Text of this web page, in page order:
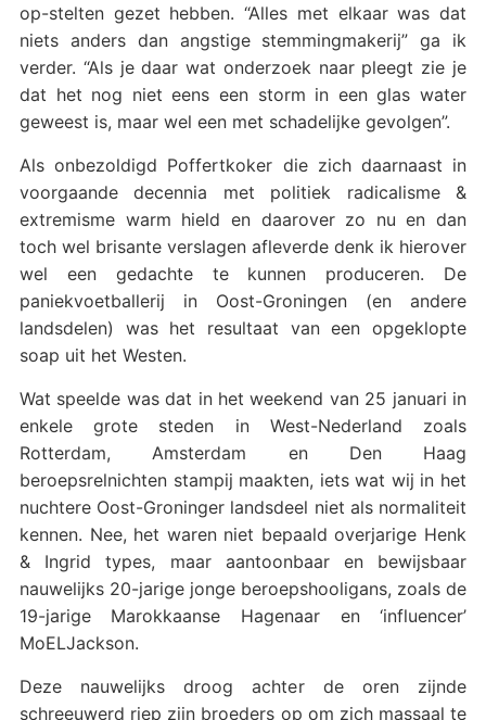
op-stelten gezet hebben. “Alles met elkaar was dat
niets anders dan angstige stemmingmakerij” ga ik
verder. “Als je daar wat onderzoek naar pleegt zie je
dat het nog niet eens een storm in een glas water
geweest is, maar wel een met schadelijke gevolgen”.
Als onbezoldigd Poffertkoker die zich daarnaast in
voorgaande decennia met politiek radicalisme &
extremisme warm hield en daarover zo nu en dan
toch wel brisante verslagen afleverde denk ik hierover
wel een gedachte te kunnen produceren. De
paniekvoetballerij in Oost-Groningen (en andere
landsdelen) was het resultaat van een opgeklopte
soap uit het Westen.
Wat speelde was dat in het weekend van 25 januari in
enkele grote steden in West-Nederland zoals
Rotterdam, Amsterdam en Den Haag
beroepsrelnichten stampij maakten, iets wat wij in het
nuchtere Oost-Groninger landsdeel niet als normaliteit
kennen. Nee, het waren niet bepaald overjarige Henk
& Ingrid types, maar aantoonbaar en bewijsbaar
nauwelijks 20-jarige jonge beroepshooligans, zoals de
19-jarige Marokkaanse Hagenaar en ‘influencer’
MoELJackson.
Deze nauwelijks droog achter de oren zijnde
schreeuwerd riep zijn broeders op om zich massaal te